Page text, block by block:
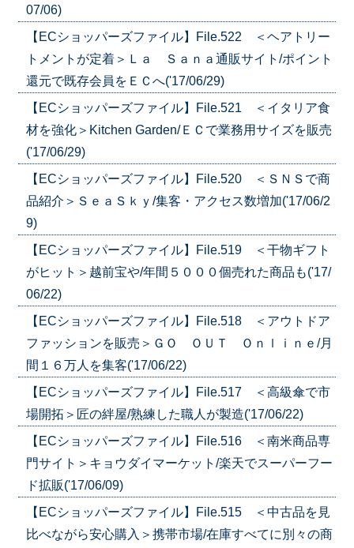
07/06)
【ECショッパーズファイル】File.522 ＜ヘアトリー
トメントが定着＞Ｌａ Ｓａｎａ通販サイト/ポイント
還元で既存会員をＥＣへ('17/06/29)
【ECショッパーズファイル】File.521 ＜イタリア食
材を強化＞Kitchen Garden/ＥＣで業務用サイズを販売
('17/06/29)
【ECショッパーズファイル】File.520 ＜ＳＮＳで商
品紹介＞ＳｅａＳｋｙ/集客・アクセス数増加('17/06/2
9)
【ECショッパーズファイル】File.519 ＜干物ギフト
がヒット＞越前宝や/年間５０００個売れた商品も('17/
06/22)
【ECショッパーズファイル】File.518 ＜アウトドア
ファッションを販売＞ＧＯ ＯＵＴ Ｏｎｌｉｎｅ/月
間１６万人を集客('17/06/22)
【ECショッパーズファイル】File.517 ＜高級傘で市
場開拓＞匠の絆屋/熟練した職人が製造('17/06/22)
【ECショッパーズファイル】File.516 ＜南米商品専
門サイト＞キョウダイマーケット/楽天でスーパーフー
ド拡販('17/06/09)
【ECショッパーズファイル】File.515 ＜中古品を見
比べながら安心購入＞携帯市場/在庫すべてに別々の商